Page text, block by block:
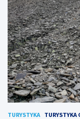
TURYSTYKA TURYSTYKA